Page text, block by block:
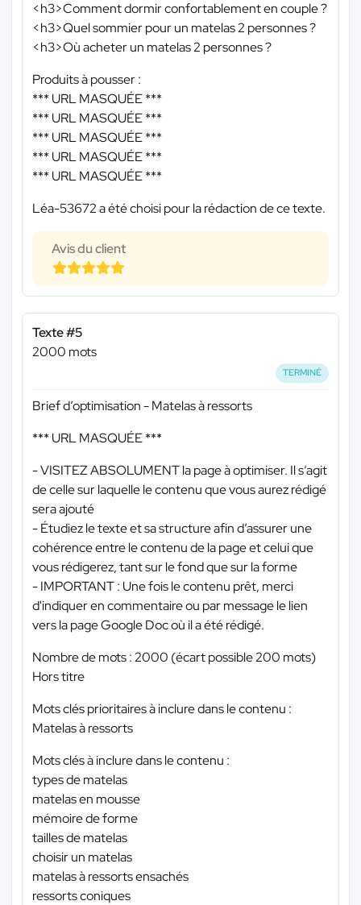
<h3>Comment dormir confortablement en couple ?
<h3>Quel sommier pour un matelas 2 personnes ?
<h3>Où acheter un matelas 2 personnes ?
Produits à pousser :
*** URL MASQUÉE ***
*** URL MASQUÉE ***
*** URL MASQUÉE ***
*** URL MASQUÉE ***
*** URL MASQUÉE ***
Léa-53672 a été choisi pour la rédaction de ce texte.
Avis du client
Texte #5
2000 mots
TERMINÉ
Brief d’optimisation - Matelas à ressorts
*** URL MASQUÉE ***
- VISITEZ ABSOLUMENT la page à optimiser. Il s’agit
de celle sur laquelle le contenu que vous aurez rédigé
sera ajouté
- Étudiez le texte et sa structure afin d’assurer une
cohérence entre le contenu de la page et celui que
vous rédigerez, tant sur le fond que sur la forme
- IMPORTANT : Une fois le contenu prêt, merci
d'indiquer en commentaire ou par message le lien
vers la page Google Doc où il a été rédigé.
Nombre de mots : 2000 (écart possible 200 mots)
Hors titre
Mots clés prioritaires à inclure dans le contenu :
Matelas à ressorts
Mots clés à inclure dans le contenu :
types de matelas
matelas en mousse
mémoire de forme
tailles de matelas
choisir un matelas
matelas à ressorts ensachés
ressorts coniques